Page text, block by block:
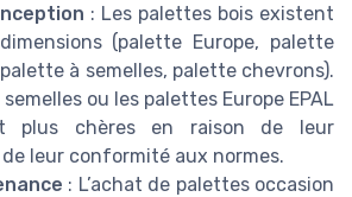
: Les palettes bois existent
(palette Europe, palette
à semelles, palette chevrons).
ou les palettes Europe EPAL
plus chères en raison de leur
leur conformité aux normes.
: L’achat de palettes occasion